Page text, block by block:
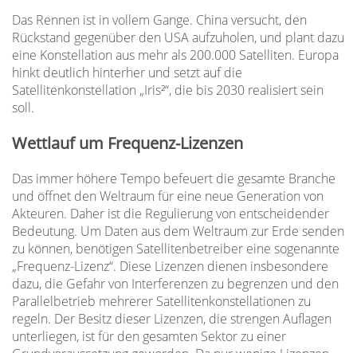
Das Rennen ist in vollem Gange. China versucht, den
Rückstand gegenüber den USA aufzuholen, und plant dazu
eine Konstellation aus mehr als 200.000 Satelliten. Europa
hinkt deutlich hinterher und setzt auf die
Satellitenkonstellation „Iris²“, die bis 2030 realisiert sein
soll.
Wettlauf um Frequenz-Lizenzen
Das immer höhere Tempo befeuert die gesamte Branche
und öffnet den Weltraum für eine neue Generation von
Akteuren. Daher ist die Regulierung von entscheidender
Bedeutung. Um Daten aus dem Weltraum zur Erde senden
zu können, benötigen Satellitenbetreiber eine sogenannte
„Frequenz-Lizenz“. Diese Lizenzen dienen insbesondere
dazu, die Gefahr von Interferenzen zu begrenzen und den
Parallelbetrieb mehrerer Satellitenkonstellationen zu
regeln. Der Besitz dieser Lizenzen, die strengen Auflagen
unterliegen, ist für den gesamten Sektor zu einer